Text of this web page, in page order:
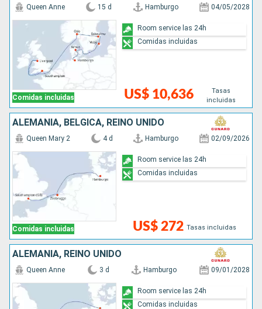
Comidas incluidas
Queen Anne 15 d Hamburgo 04/05/2028
US$ 10,636
Tasas
incluidas
Room service las 24h
Comidas incluidas
ALEMANIA, BÉLGICA, REINO UNIDO
Comidas incluidas
Queen Mary 2 4 d Hamburgo 02/09/2026
US$ 272 Tasas incluidas
Room service las 24h
Comidas incluidas
ALEMANIA, REINO UNIDO
Queen Anne 3 d Hamburgo 09/01/2028
Room service las 24h
Comidas incluidas